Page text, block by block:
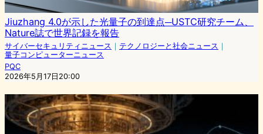
Jiuzhang 4.0が示した光量子の到達点─USTC研究チーム、
Nature誌で世界記録を報告
サイバーセキュリティニュース ｜ テクノロジーと社会ニュース ｜
量子コンピューターニュース
PQC
2026年5月17日20:00